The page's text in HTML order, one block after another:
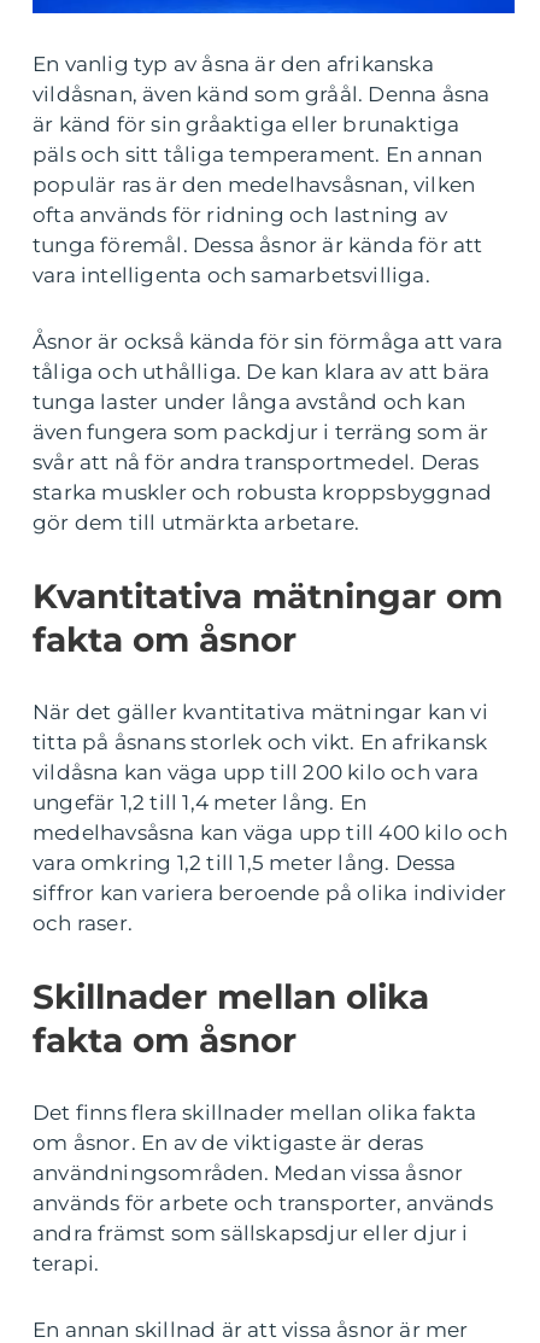
En vanlig typ av åsna är den afrikanska
vildåsnan, även känd som gråål. Denna åsna
är känd för sin gråaktiga eller brunaktiga
päls och sitt tåliga temperament. En annan
populär ras är den medelhavsåsnan, vilken
ofta används för ridning och lastning av
tunga föremål. Dessa åsnor är kända för att
vara intelligenta och samarbetsvilliga.
Åsnor är också kända för sin förmåga att vara
tåliga och uthålliga. De kan klara av att bära
tunga laster under långa avstånd och kan
även fungera som packdjur i terräng som är
svår att nå för andra transportmedel. Deras
starka muskler och robusta kroppsbyggnad
gör dem till utmärkta arbetare.
Kvantitativa mätningar om
fakta om åsnor
När det gäller kvantitativa mätningar kan vi
titta på åsnans storlek och vikt. En afrikansk
vildåsna kan väga upp till 200 kilo och vara
ungefär 1,2 till 1,4 meter lång. En
medelhavsåsna kan väga upp till 400 kilo och
vara omkring 1,2 till 1,5 meter lång. Dessa
siffror kan variera beroende på olika individer
och raser.
Skillnader mellan olika
fakta om åsnor
Det finns flera skillnader mellan olika fakta
om åsnor. En av de viktigaste är deras
användningsområden. Medan vissa åsnor
används för arbete och transporter, används
andra främst som sällskapsdjur eller djur i
terapi.
En annan skillnad är att vissa åsnor är mer